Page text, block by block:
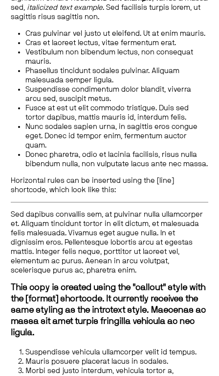
sed, italicized text example. Sed facilisis turpis lorem, ut
sagittis risus sagittis non.
Cras pulvinar vel justo ut eleifend. Ut at enim mauris.
Cras et laoreet lectus, vitae fermentum erat.
Vestibulum non bibendum lectus, non consequat
mauris.
Phasellus tincidunt sodales pulvinar. Aliquam
malesuada semper ligula.
Suspendisse condimentum dolor blandit, viverra
arcu sed, suscipit metus.
Fusce at est ut elit commodo tristique. Duis sed
tortor dapibus, mattis mauris id, interdum felis.
Nunc sodales sapien urna, in sagittis eros congue
eget. Donec id tempor enim, fermentum auctor
quam.
Donec pharetra, odio et lacinia facilisis, risus nulla
bibendum nulla, non vulputate lacus ante nec massa.
Horizontal rules can be inserted using the [line]
shortcode, which look like this:
Sed dapibus convallis sem, at pulvinar nulla ullamcorper
et. Aliquam tincidunt tortor in elit dictum, et malesuada
felis malesuada. Vivamus eget augue nulla. In et
dignissim eros. Pellentesque lobortis arcu at egestas
mattis. Integer felis neque, porttitor ut laoreet vel,
elementum ac purus. Aenean in arcu volutpat,
scelerisque purus ac, pharetra enim.
This copy is created using the "callout" style with
the [format] shortcode. It currently receives the
same styling as the introtext style. Maecenas ac
massa sit amet turpis fringilla vehicula ac nec
ligula.
Suspendisse vehicula ullamcorper velit id tempus.
Mauris posuere placerat lacus in sodales.
Morbi sed justo interdum, vehicula tortor a,